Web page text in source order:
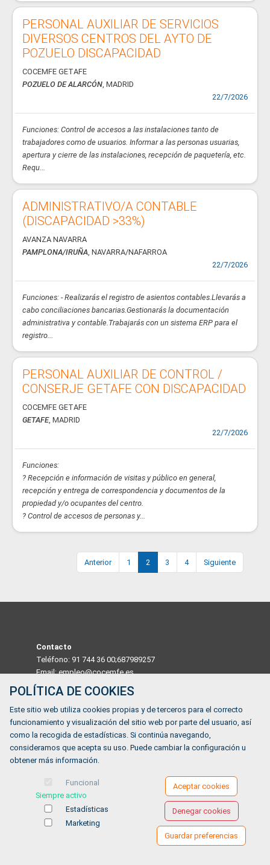
PERSONAL AUXILIAR DE SERVICIOS
DIVERSOS CENTROS DEL AYTO DE
POZUELO DISCAPACIDAD
COCEMFE GETAFE
POZUELO DE ALARCÓN, MADRID
22/7/2026
Funciones: Control de accesos a las instalaciones tanto de
trabajadores como de usuarios. Informar a las personas usuarias,
apertura y cierre de las instalaciones, recepción de paquetería, etc.
Requ...
ADMINISTRATIVO/A CONTABLE
(DISCAPACIDAD >33%)
AVANZA NAVARRA
PAMPLONA/IRUÑA, NAVARRA/NAFARROA
22/7/2026
Funciones: - Realizarás el registro de asientos contables.Llevarás a
cabo conciliaciones bancarias.Gestionarás la documentación
administrativa y contable.Trabajarás con un sistema ERP para el
registro...
PERSONAL AUXILIAR DE CONTROL /
CONSERJE GETAFE CON DISCAPACIDAD
COCEMFE GETAFE
GETAFE, MADRID
22/7/2026
Funciones:
? Recepción e información de visitas y público en general,
recepción y entrega de correspondencia y documentos de la
propiedad y/o ocupantes del centro.
? Control de accesos de personas y...
Anterior 1 2 3 4 Siguiente
Contacto
Teléfono: 91 744 36 00;687989257
Email: empleo@cocemfe.es
Dirección
Calle Luis Cabrera 63 Madrid 28002, MADRID, ESPAÑA
Horario
De lunes a viernes de 9:00 a 14:00
FORMULARIO DE CONTACTO
POLÍTICA DE COOKIES
Este sitio web utiliza cookies propias y de terceros para el correcto
funcionamiento y visualización del sitio web por parte del usuario, así
como la recogida de estadísticas. Si continúa navegando,
consideramos que acepta su uso. Puede cambiar la configuración u
obtener más información.
Funcional
Siempre activo
Estadísticas
Marketing
Aceptar cookies
Denegar cookies
Guardar preferencias